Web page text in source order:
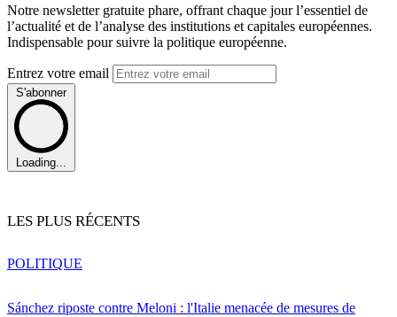
Notre newsletter gratuite phare, offrant chaque jour l’essentiel de
l’actualité et de l’analyse des institutions et capitales européennes.
Indispensable pour suivre la politique européenne.
Entrez votre email
S'abonner
Loading...
LES PLUS RÉCENTS
Sánchez riposte contre Meloni : l'Italie menacée de mesures de
POLITIQUE